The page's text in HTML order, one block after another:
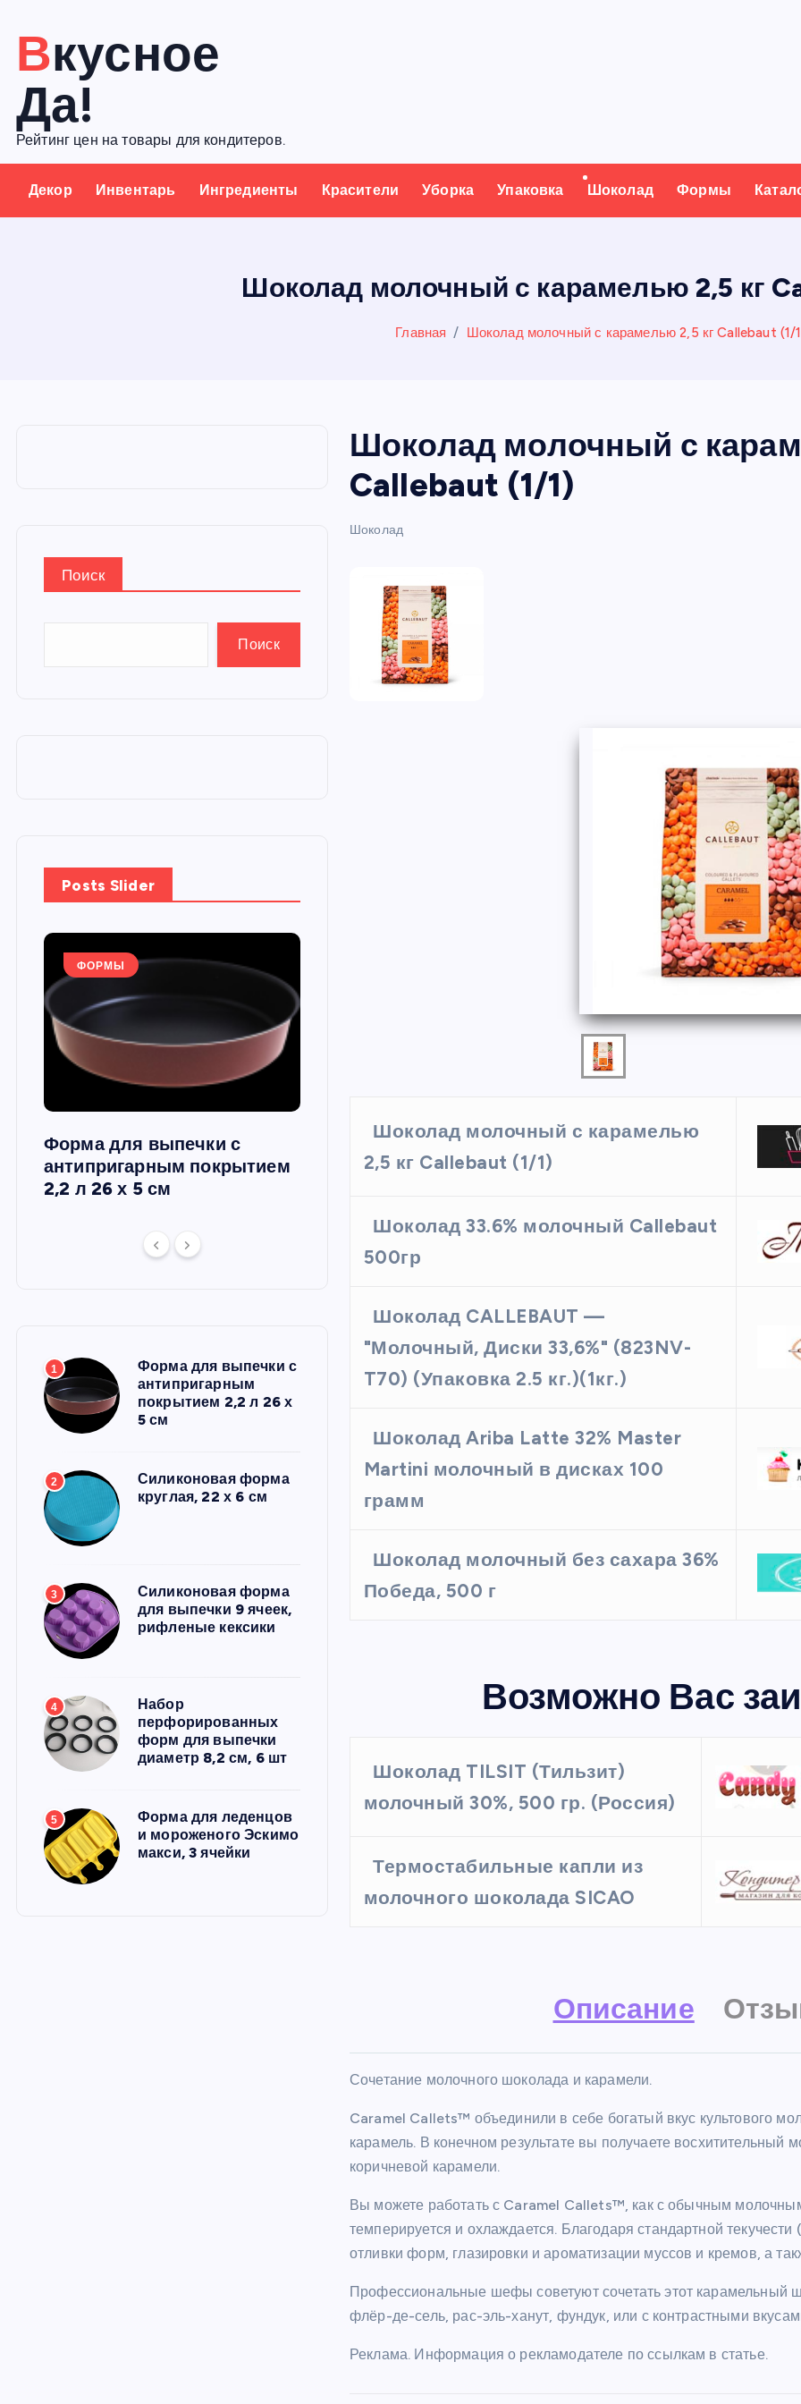
с
Вкусное
Да!
Рейтинг цен на товары для кондитеров.
Декор Инвентарь Ингредиенты Красители Уборка Упаковка Шоколад Формы
Шоколад молочный с карамелью 2,5 кг
Главная Шоколад молочный с карамелью 2,5 кг Callebaut (1/
Поиск
Поиск
Posts Slider
ФОРМЫ
Форма для выпечки с
антипригарным покрытием
2,2 л 26 х 5 см
Силиконовая форма
круглая, 22 х 6 см
Силиконовая форма для
выпечки 9 ячеек,
1
Форма для выпечки с
антипригарным
покрытием 2,2 л 26 х
5 см
2
Силиконовая форма
круглая, 22 х 6 см
3
Силиконовая форма
для выпечки 9 ячеек,
рифленые кексики
4
Набор
перфорированных
форм для выпечки
диаметр 8,2 см, 6 шт
5
Форма для леденцов
и мороженого Эскимо
макси, 3 ячейки
Шоколад молочный с
Callebaut (1/1)
Шоколад
Шоколад молочный с карамелью
2,5 кг Callebaut (1/1)
Шоколад 33.6% молочный Callebaut
500гр
Шоколад CALLEBAUT —
"Молочный, Диски 33,6%" (823NV-
T70) (Упаковка 2.5 кг.)(1кг.)
Шоколад Ariba Latte 32% Master
Martini молочный в дисках 100
грамм
Шоколад молочный без сахара 36%
Победа, 500 г
Возможно Вас
Шоколад TILSIT (Тильзит)
молочный 30%, 500 гр. (Россия)
Термостабильные капли из
молочного шоколада SICAO
Описание
Сочетание молочного шоколада и карамели.
Caramel Callets™ объединили в себе богатый вкус культового
карамель. В конечном результате вы получаете восхитительный
коричневой карамели.
Вы можете работать с Caramel Callets™, как с обычным
темперируется и охлаждается. Благодаря стандартной
отливки форм, глазировки и ароматизации муссов и кремов, а
Профессиональные шефы советуют сочетать этот карамельный
флёр-де-сель, рас-эль-ханут, фундук, или с контрастными
Реклама. Информация о рекламодателе по ссылкам в статье.